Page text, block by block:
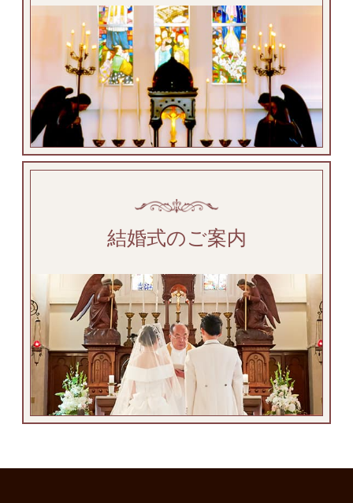
結婚式のご案内